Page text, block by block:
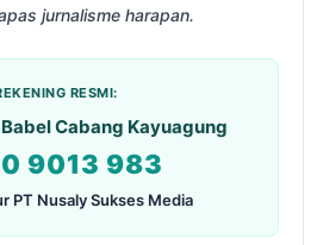
jurnalisme harapan.
RESMI:
Cabang Kayuagung
9013 983
PT Nusaly Sukses Media